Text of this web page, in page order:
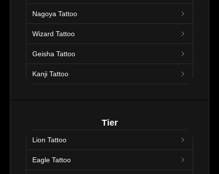
Nagoya Tattoo
Wizard Tattoo
Geisha Tattoo
Kanji Tattoo
Tier
Lion Tattoo
Eagle Tattoo